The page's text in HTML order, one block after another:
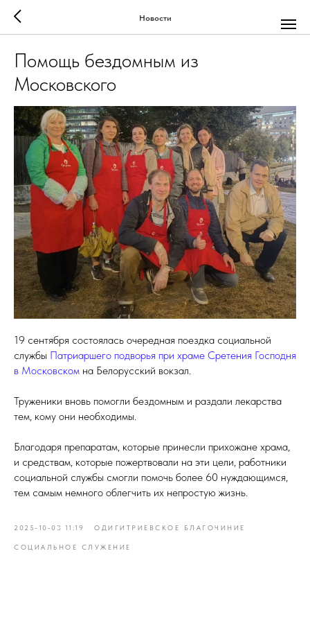
Новости
Помощь бездомным из
Московского
19 сентября состоялась очередная поездка социальной
службы Патриаршего подворья при храме Сретения Господня
в Московском на Белорусский вокзал.
Труженики вновь помогли бездомным и раздали лекарства
тем, кому они необходимы.
Благодаря препаратам, которые принесли прихожане храма,
и средствам, которые пожертвовали на эти цели, работники
социальной службы смогли помочь более 60 нуждающимся,
тем самым немного облегчить их непростую жизнь.
2025-10-03 11:19 ОДИГИТРИЕВСКОЕ БЛАГОЧИНИЕ
СОЦИАЛЬНОЕ СЛУЖЕНИЕ